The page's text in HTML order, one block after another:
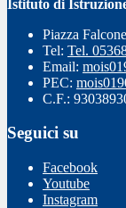
Istituto di
Piazza
Tel: Tel.
Email:
PEC:
C.F.:
Seguici su
Facebook
Youtube
Instagram